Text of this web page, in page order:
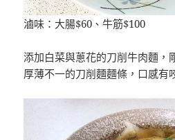
滷味：大腸$60、牛筋$100
添加白菜與蔥花的刀削牛肉麵，
厚薄不一的刀削麵麵條，口感有